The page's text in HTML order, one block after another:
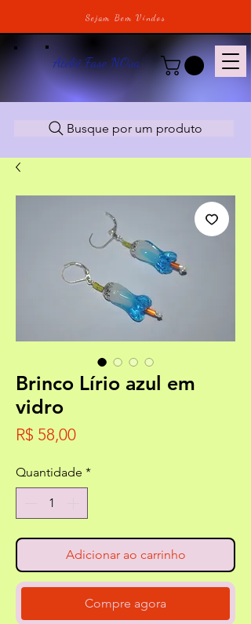
Sejam Bem Vindos
Ateliê Fase NOva
Busque por um produto
Brinco Lírio azul em
vidro
R$ 58,00Preço
Quantidade *
Adicionar ao carrinho
Compre agora